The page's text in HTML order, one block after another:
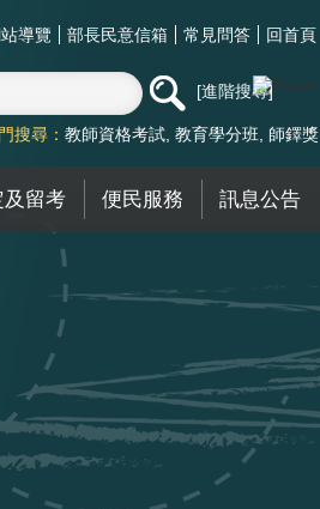
導覽 部長民意信箱 常見問答 回首頁
進階搜尋
搜尋： 教師資格考試 教育學分班 師鐸獎
留考 便民服務 訊息公告